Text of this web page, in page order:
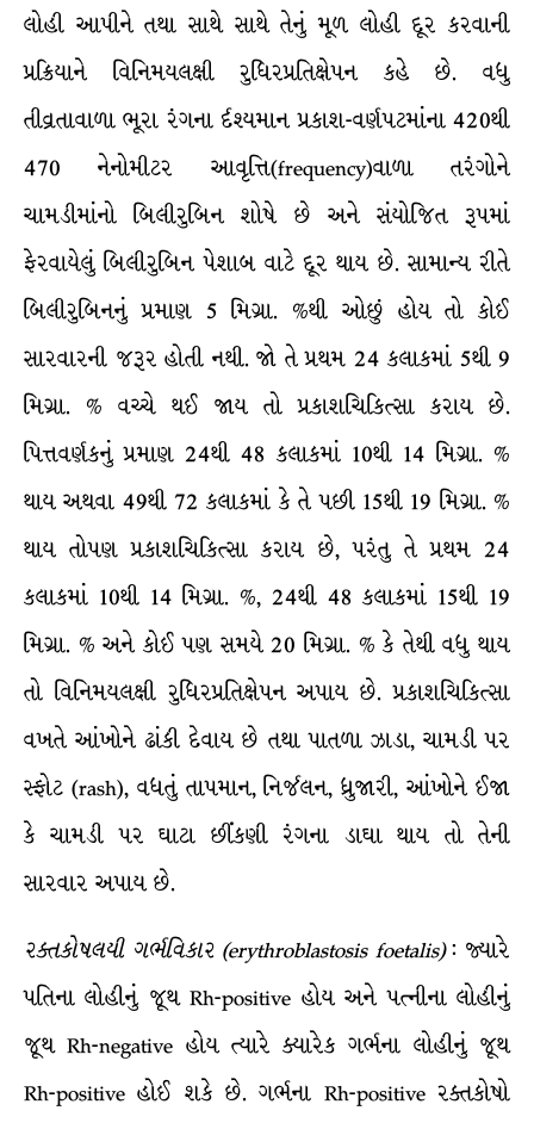
લોહી આપીને તથા સાથે સાથે તેનું મૂળ લોહી દૂર કરવાની
પ્રક્રિયાને વિનિમયલક્ષી રુધિરપ્રતિક્ષેપન કહે છે. વધુ
તીવ્રતાવાળા ભૂરા રંગના ર્દશ્યમાન પ્રકાશ-વર્ણપટમાંના 420થી
470 નેનોમીટર આવૃત્તિ(frequency)વાળા તરંગોને
ચામડીમાંનો બિલીરુબિન શોષે છે અને સંયોજિત રૂપમાં
ફેરવાયેલું બિલીરુબિન પેશાબ વાટે દૂર થાય છે. સામાન્ય રીતે
બિલીરુબિનનું પ્રમાણ 5 મિગ્રા. %થી ઓછું હોય તો કોઈ
સારવારની જરૂર હોતી નથી. જો તે પ્રથમ 24 કલાકમાં 5થી 9
મિગ્રા. % વચ્ચે થઈ જાય તો પ્રકાશચિકિત્સા કરાય છે.
પિત્તવર્ણકનું પ્રમાણ 24થી 48 કલાકમાં 10થી 14 મિગ્રા. %
થાય અથવા 49થી 72 કલાકમાં કે તે પછી 15થી 19 મિગ્રા. %
થાય તોપણ પ્રકાશચિકિત્સા કરાય છે, પરંતુ તે પ્રથમ 24
કલાકમાં 10થી 14 મિગ્રા. %, 24થી 48 કલાકમાં 15થી 19
મિગ્રા. % અને કોઈ પણ સમયે 20 મિગ્રા. % કે તેથી વધુ થાય
તો વિનિમયલક્ષી રુધિરપ્રતિક્ષેપન અપાય છે. પ્રકાશચિકિત્સા
વખતે આંખોને ઢાંકી દેવાય છે તથા પાતળા ઝાડા, ચામડી પર
સ્ફોટ (rash), વધતું તાપમાન, નિર્જલન, ધ્રુજારી, આંખોને ઈજા
કે ચામડી પર ઘાટા છીંકણી રંગના ડાઘા થાય તો તેની
સારવાર અપાય છે.
રક્તકોષલયી ગર્ભવિકાર(erythroblastosis foetalis): જ્યારે
પતિના લોહીનું જૂથ Rh-positive હોય અને પત્નીના લોહીનું
જૂથ Rh-negative હોય ત્યારે ક્યારેક ગર્ભના લોહીનું જૂથ
Rh-positive હોઈ શકે છે. ગર્ભના Rh-positive રક્તકોષો